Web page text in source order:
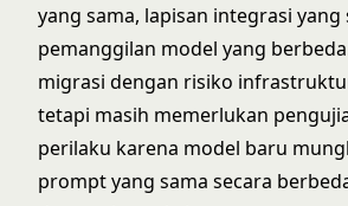
yang sama, lapisan integrasi yang
pemanggilan model yang
migrasi dengan risiko
tetapi masih memerlukan
perilaku karena model baru
prompt yang sama secara